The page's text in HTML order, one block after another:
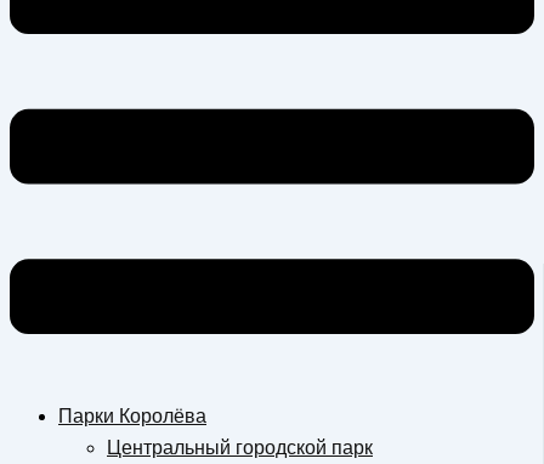
Парки Королёва
Центральный городской парк